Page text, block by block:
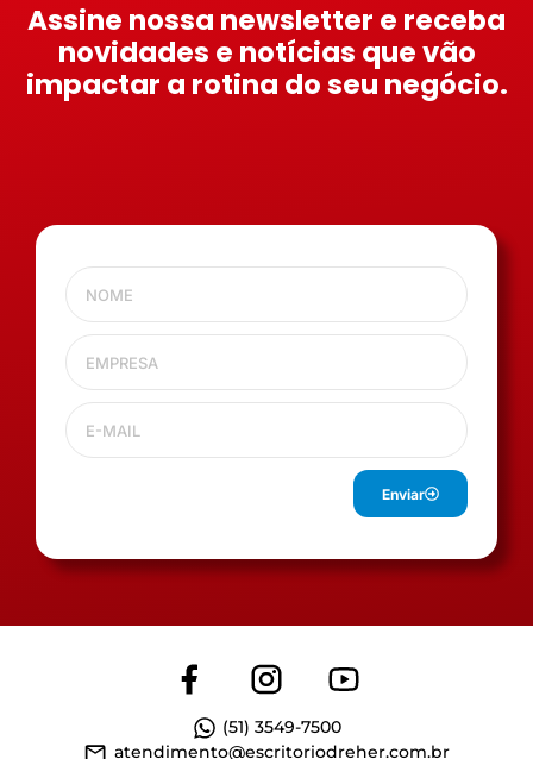
Assine nossa newsletter e receba
novidades e notícias que vão
impactar a rotina do seu negócio.
Enviar
(51) 3549-7500
atendimento@escritoriodreher.com.br